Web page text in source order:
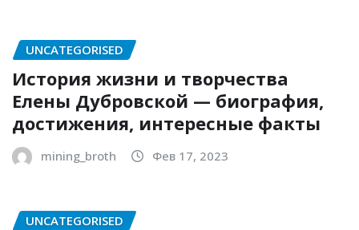
UNCATEGORISED
История жизни и творчества
Елены Дубровской — биография,
достижения, интересные факты
mining_broth Фев 17, 2023
UNCATEGORISED